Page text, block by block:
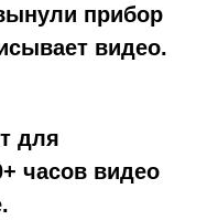
прибор
видео.
для
часов видео